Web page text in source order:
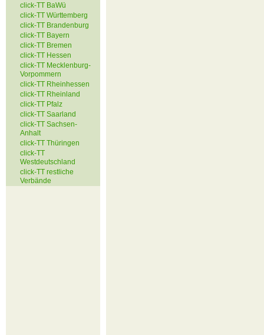
click-TT BaWü
click-TT Württemberg
click-TT Brandenburg
click-TT Bayern
click-TT Bremen
click-TT Hessen
click-TT Mecklenburg-
Vorpommern
click-TT Rheinhessen
click-TT Rheinland
click-TT Pfalz
click-TT Saarland
click-TT Sachsen-
Anhalt
click-TT Thüringen
click-TT
Westdeutschland
click-TT restliche
Verbände